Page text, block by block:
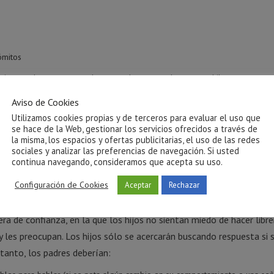
escolares o personales, como lentes, cuadernos, mochila, y otros
sobre el origen de los mismos, responde que se ha caído
y compañeras
colegio
de
de confianza, en la que los hijos no sientan miedo de hacer
preocupan. Los hijos sólo se acercarán buscando respuesta si
los padres deberían:
Aviso de Cookies
Utilizamos cookies propias y de terceros para evaluar el uso que
se hace de la Web, gestionar los servicios ofrecidos a través de
la misma, los espacios y ofertas publicitarias, el uso de las redes
sociales y analizar las preferencias de navegación. Si usted
continua navegando, consideramos que acepta su uso.
Configuración de Cookies Aceptar Rechazar